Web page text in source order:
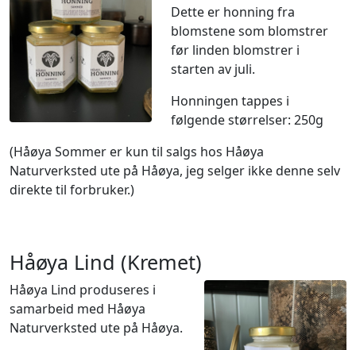
Dette er honning fra
blomstene som blomstrer
før linden blomstrer i
starten av juli.
Honningen tappes i
følgende størrelser: 250g
(Håøya Sommer er kun til salgs hos Håøya
Naturverksted ute på Håøya, jeg selger ikke denne selv
direkte til forbruker.)
Håøya Lind (Kremet)
Håøya Lind produseres i
samarbeid med Håøya
Naturverksted ute på Håøya.